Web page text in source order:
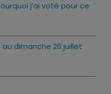
j’ai voté pour ce
dimanche 26 juillet